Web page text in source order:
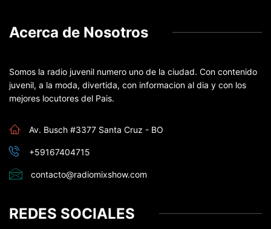
Acerca de Nosotros
Somos la radio juvenil numero uno de la ciudad. Con contenido
juvenil, a la moda, divertida, con informacion al dia y con los
mejores locutores del Pais.
Av. Busch #3377 Santa Cruz - BO
+59167404715
contacto@radiomixshow.com
REDES SOCIALES